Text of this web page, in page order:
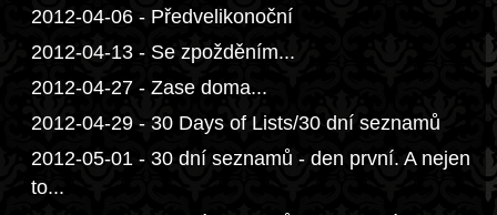
2012-04-06 - Předvelikonoční
2012-04-13 - Se zpožděním...
2012-04-27 - Zase doma...
2012-04-29 - 30 Days of Lists/30 dní seznamů
2012-05-01 - 30 dní seznamů - den první. A nejen
to...